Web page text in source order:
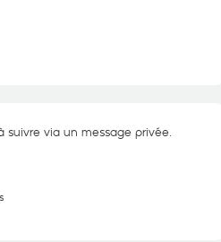
suivre via un message privée.